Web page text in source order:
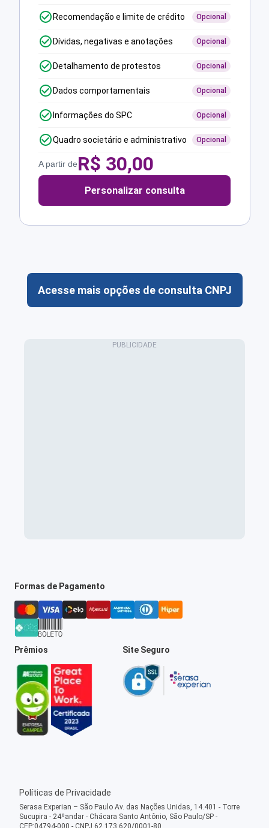
Recomendação e limite de crédito Opcional
Dívidas, negativas e anotações Opcional
Detalhamento de protestos Opcional
Dados comportamentais Opcional
Informações do SPC Opcional
Quadro societário e administrativo Opcional
A partir deR$ 30,00
Personalizar consulta
Acesse mais opções de consulta CNPJ
Formas de Pagamento
Prêmios Site Seguro
Políticas de Privacidade
Serasa Experian – São Paulo Av. das Nações Unidas, 14.401 - Torre
Sucupira - 24ºandar - Chácara Santo Antônio, São Paulo/SP -
CEP:04794-000 - CNPJ 62.173.620/0001-80